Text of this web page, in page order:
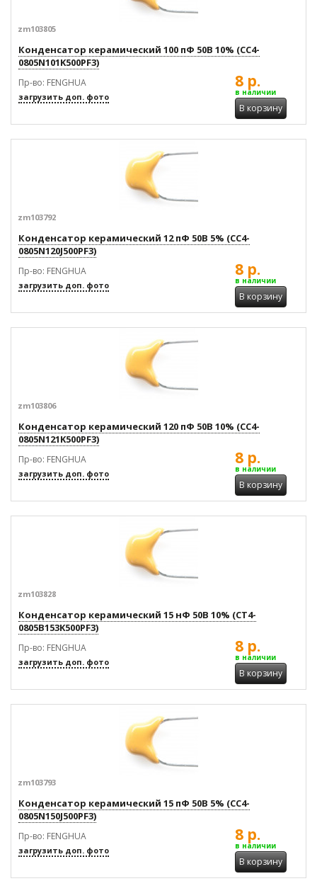
zm103805
Конденсатор керамический 100 пФ 50В 10% (CC4-
0805N101K500PF3)
Пр-во: FENGHUA
загрузить доп. фото
8 р.
в наличии
В корзину
zm103792
Конденсатор керамический 12 пФ 50В 5% (CC4-
0805N120J500PF3)
Пр-во: FENGHUA
загрузить доп. фото
8 р.
в наличии
В корзину
zm103806
Конденсатор керамический 120 пФ 50В 10% (CC4-
0805N121K500PF3)
Пр-во: FENGHUA
загрузить доп. фото
8 р.
в наличии
В корзину
zm103828
Конденсатор керамический 15 нФ 50В 10% (CT4-
0805B153K500PF3)
Пр-во: FENGHUA
загрузить доп. фото
8 р.
в наличии
В корзину
zm103793
Конденсатор керамический 15 пФ 50В 5% (CC4-
0805N150J500PF3)
Пр-во: FENGHUA
загрузить доп. фото
8 р.
в наличии
В корзину